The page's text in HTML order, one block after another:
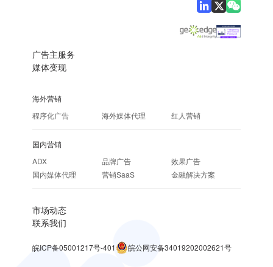
广告主服务
媒体变现
海外营销
程序化广告
海外媒体代理 红人营销
国内营销
ADX
品牌广告
效果广告
国内媒体代理
营销SaaS 金融解决方案
市场动态
联系我们
皖ICP备05001217号-401 皖公网安备34019202002621号